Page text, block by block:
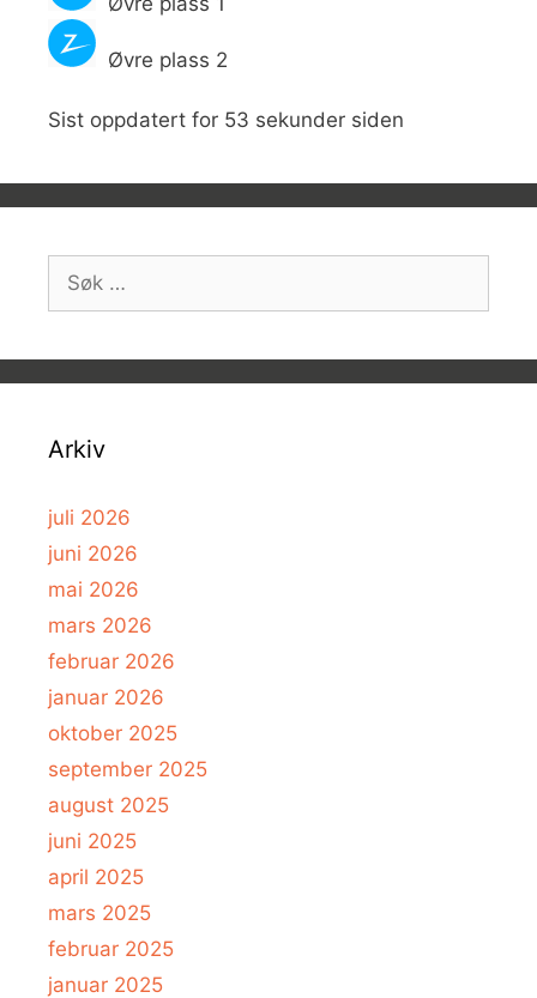
Øvre plass 2
Sist oppdatert for 53 sekunder siden
etter:
Arkiv
juli 2026
juni 2026
mai 2026
mars 2026
februar 2026
januar 2026
oktober 2025
september 2025
august 2025
juni 2025
april 2025
mars 2025
februar 2025
januar 2025